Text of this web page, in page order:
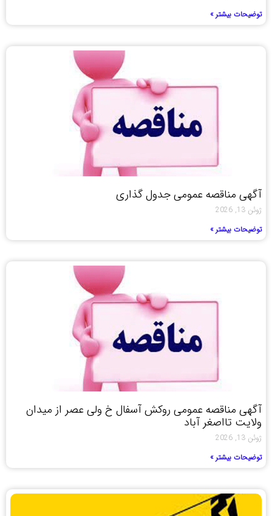
توضیحات بیشتر »
آگهی مناقصه عمومی جدول گذاری
ژوئن 13, 2026
توضیحات بیشتر »
آگهی مناقصه عمومی روکش آسفال خ ولی عصر از میدان
ولایت تااصغر آباد
ژوئن 13, 2026
توضیحات بیشتر »